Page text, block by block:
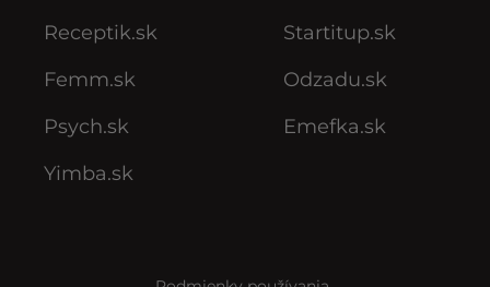
Receptik.sk
Femm.sk
Psych.sk
Yimba.sk
Startitup.sk
Odzadu.sk
Emefka.sk